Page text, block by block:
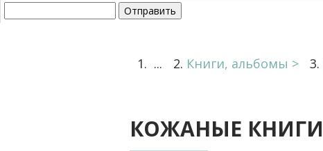
... Книги, альбомы
КОЖАНЫЕ КНИГИ